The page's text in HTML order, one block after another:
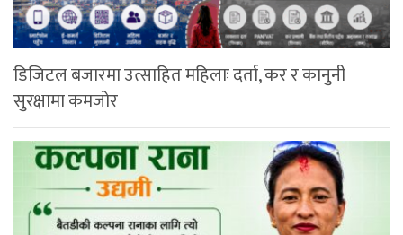
डिजिटल बजारमा उत्साहित महिलाः दर्ता, कर र कानुनी
सुरक्षामा कमजोर